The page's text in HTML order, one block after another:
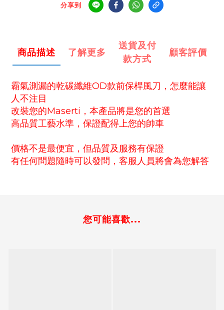
分享到
商品描述 了解更多
送貨及付
款方式
顧客評價
霸氣測漏的乾碳纖維OD款前保桿風刀，怎麼能讓
人不注目
改裝您的Maserti ，本產品將是您的首選
高品質工藝水準，保證配得上您的帥車
價格不是最便宜，但品質及服務有保證
有任何問題隨時可以發問，客服人員將會為您解答
您可能喜歡...